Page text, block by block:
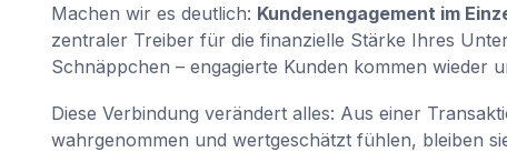
Machen wir es deutlich: Kundenengagement im
zentraler Treiber für die finanzielle Stärke Ihres
Schnäppchen – engagierte Kunden kommen wieder
Diese Verbindung verändert alles: Aus einer
wahrgenommen und wertgeschätzt fühlen, bleiben